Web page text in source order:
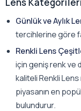
Günlük ve Aylık
tercihlerine göre
Renkli Lens
için geniş renk ve
kaliteli Renkli
piyasanın en
bulundurur.